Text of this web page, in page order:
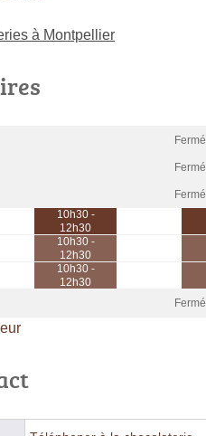
à Montpellier
Fermé
Fermé
Fermé
10h30 -
12h30
10h30 -
12h30
10h30 -
12h30
Fermé